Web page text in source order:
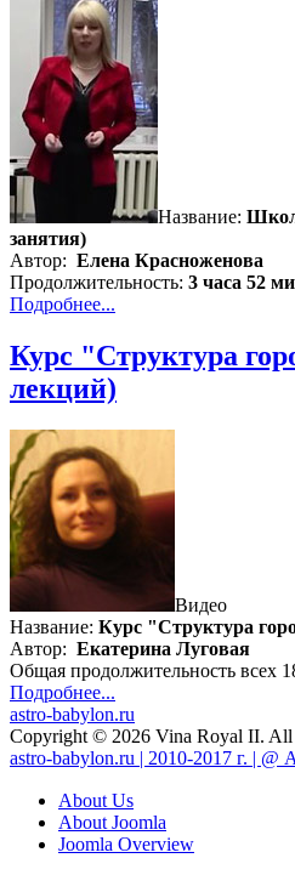
Название:
занятия)
Автор: Елена Красноженова
Продолжительность: 3 часа 52
Подробнее...
Курс "Структура
лекций)
Видео
Название: Курс "Структура
Автор: Екатерина Луговая
Общая продолжительность всех
Подробнее...
astro-babylon.ru
Copyright © 2026 Vina Royal II. All
astro-babylon.ru | 2010-2017 г. |
About Us
About Joomla
Joomla Overview